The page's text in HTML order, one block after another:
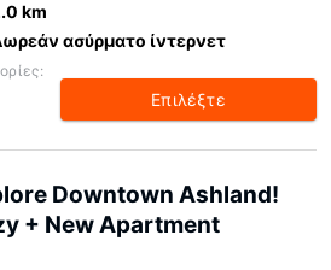
km
ασύρματο ίντερνετ
Επιλέξτε
Downtown Ashland!
+ New Apartment